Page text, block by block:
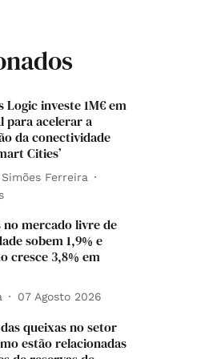
Logic investe 1M€ em
para acelerar a
da conectividade
Cities’
Ferreira
no mercado livre de
sobem 1,9% e
cresce 3,8% em
07 Agosto 2026
queixas no setor
estão relacionadas